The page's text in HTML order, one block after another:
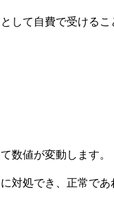
して自費で受けるこ
数値が変動します。
対処でき、正常であ